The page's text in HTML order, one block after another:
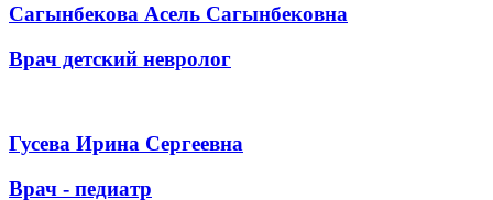
Сагынбекова Асель Сагынбековна
Врач детский невролог
Гусева Ирина Сергеевна
Врач - педиатр